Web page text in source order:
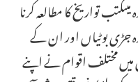
تواریخ کا مطالعہ کرنا
جڑی بوٹیاں اور ان کے
مختلف اقوام نے اپنے